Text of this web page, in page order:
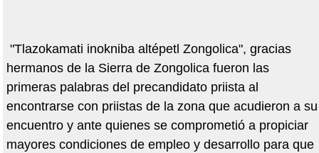
"Tlazokamati inokniba altépetl Zongolica", gracias
hermanos de la Sierra de Zongolica fueron las
primeras palabras del precandidato priista al
encontrarse con priistas de la zona que acudieron a su
encuentro y ante quienes se comprometió a propiciar
mayores condiciones de empleo y desarrollo para que